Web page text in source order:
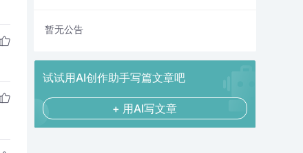
暂无公告
试试用AI创作助手写篇文章吧
+ 用AI写文章